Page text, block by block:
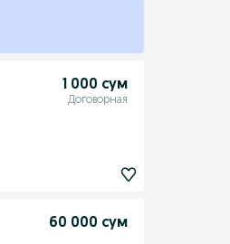
1 000 сум
Договорная
60 000 сум